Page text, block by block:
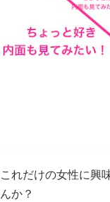
これだけの女性に興
んか？